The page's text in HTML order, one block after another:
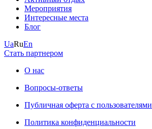
Мероприятия
Интересные места
Блог
UaRuEn
Стать партнером
О нас
Вопросы-ответы
Публичная оферта с пользователями
Политика конфиденциальности